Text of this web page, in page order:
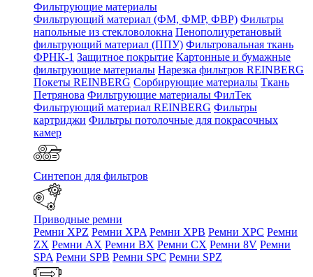
Фильтрующие материалы
Фильтрующий материал (ФМ, ФМР, ФВР) Фильтры
напольные из стекловолокна Пенополиуретановый
фильтрующий материал (ППУ) Фильтровальная ткань
ФРНК-1 Защитное покрытие Картонные и бумажные
фильтрующие материалы Нарезка фильтров REINBERG
Покеты REINBERG Сорбирующие материалы Ткань
Петрянова Фильтрующие материалы ФилТек
Фильтрующий материал REINBERG Фильтры
картриджи Фильтры потолочные для покрасочных
камер
Синтепон для фильтров
Приводные ремни
Ремни XPZ Ремни XPA Ремни XPB Ремни XPC Ремни
ZX Ремни AX Ремни BX Ремни CX Ремни 8V Ремни
SPA Ремни SPB Ремни SPC Ремни SPZ